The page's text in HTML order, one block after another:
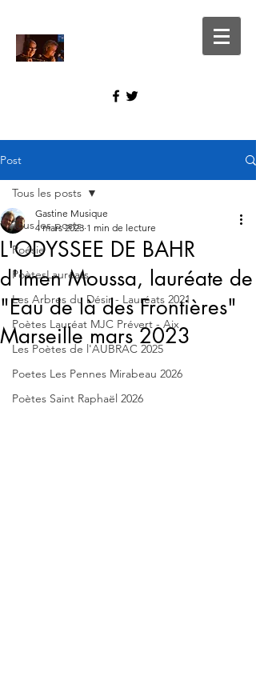
Post
Tous les posts
Poésie
PoètesLauréats
Les Arbres du Désir - Lauréats 2021
Poètes Lauréat MJC Prévert - Aix
Les Poètes de l'AUBRAC 2025
Poetes Les Pennes Mirabeau 2026
Poètes Saint Raphaël 2026
Tous les posts
L'ODYSSEE DE BAHR
d'Imen Moussa, lauréate de
"Eau de là des Frontières"
Marseille mars 2023
Gastine Musique
4 mars 2023 1 min de lecture